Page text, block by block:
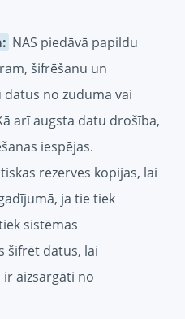
NAS piedāvā papildu
šifrēšanu un
no zuduma vai
arī augsta datu drošība,
iespējas.
rezerves kopijas, lai
ja tie tiek
sistēmas
šifrēt datus, lai
aizsargāti no